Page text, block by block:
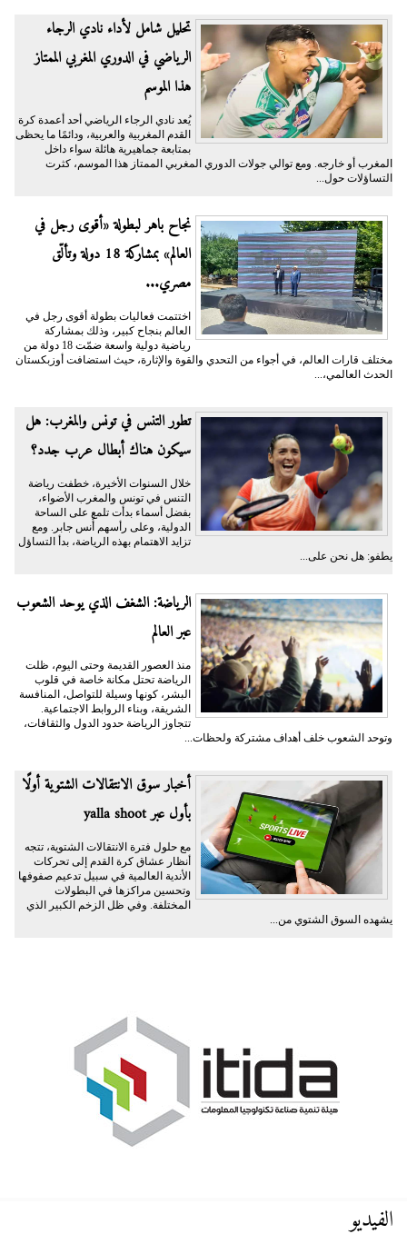
تحليل شامل لأداء نادي الرجاء
الرياضي في الدوري المغربي الممتاز
هذا الموسم
يُعد نادي الرجاء الرياضي أحد أعمدة كرة
القدم المغربية والعربية، ودائمًا ما يحظى
بمتابعة جماهيرية هائلة سواء داخل
المغرب أو خارجه. ومع توالي جولات الدوري المغربي الممتاز هذا الموسم، كثرت
التساؤلات حول...
نجاح باهر لبطولة «أقوى رجل في
العالم» بمشاركة 18 دولة وتألّق
مصري...
اختتمت فعاليات بطولة أقوى رجل في
العالم بنجاح كبير، وذلك بمشاركة
رياضية دولية واسعة ضمّت 18 دولة من
مختلف قارات العالم، في أجواء من التحدي والقوة والإثارة، حيث استضافت أوزبكستان
الحدث العالمي،...
تطور التنس في تونس والمغرب: هل
سيكون هناك أبطال عرب جدد؟
خلال السنوات الأخيرة، خطفت رياضة
التنس في تونس والمغرب الأضواء،
بفضل أسماء بدأت تلمع على الساحة
الدولية، وعلى رأسهم أُنس جابر. ومع
تزايد الاهتمام بهذه الرياضة، بدأ التساؤل
يطفو: هل نحن على...
الرياضة: الشغف الذي يوحد الشعوب
عبر العالم
منذ العصور القديمة وحتى اليوم، ظلت
الرياضة تحتل مكانة خاصة في قلوب
البشر، كونها وسيلة للتواصل، المنافسة
الشريفة، وبناء الروابط الاجتماعية.
تتجاوز الرياضة حدود الدول والثقافات،
وتوحد الشعوب خلف أهداف مشتركة ولحظات...
أخبار سوق الانتقالات الشتوية أولًا
بأول عبر yalla shoot
مع حلول فترة الانتقالات الشتوية، تتجه
أنظار عشاق كرة القدم إلى تحركات
الأندية العالمية في سبيل تدعيم صفوفها
وتحسين مراكزها في البطولات
المختلفة. وفي ظل الزخم الكبير الذي
يشهده السوق الشتوي من...
الفيديو